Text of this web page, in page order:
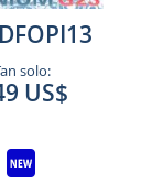
solo:
US$